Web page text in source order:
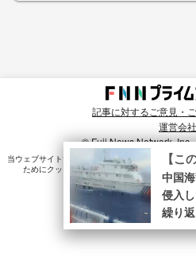
記事に対するご意見・
運営会社
© Fuji News Network, Inc.
当ウェブサイトでは、ユーザのニーズ・興味・関⼼
ためにクッキーを使⽤しています。詳細は、
プ
【こ
中国
侵入
繰り